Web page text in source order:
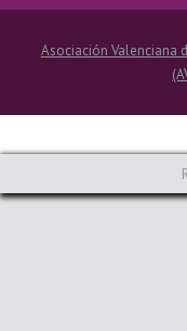
H
T
Asociación Valenciana